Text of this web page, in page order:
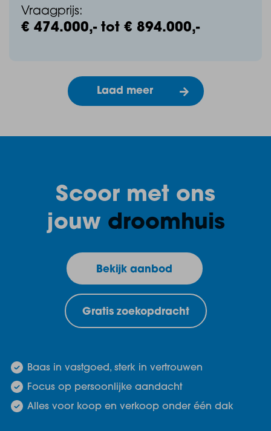
Vraagprijs:
€ 474.000,- tot € 894.000,-
Laad meer
Scoor met ons
jouw droomhuis
Bekijk aanbod
Gratis zoekopdracht
Baas in vastgoed, sterk in vertrouwen
Focus op persoonlijke aandacht
Alles voor koop en verkoop onder één dak